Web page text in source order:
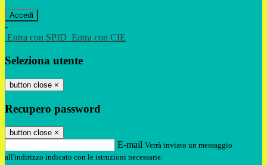
-
Entra con SPID Entra con CIE
Seleziona utente
button close ×
Recupero password
button close ×
E-mail Verrà inviato un messaggio
all'indirizzo indicato con le istruzioni necessarie.